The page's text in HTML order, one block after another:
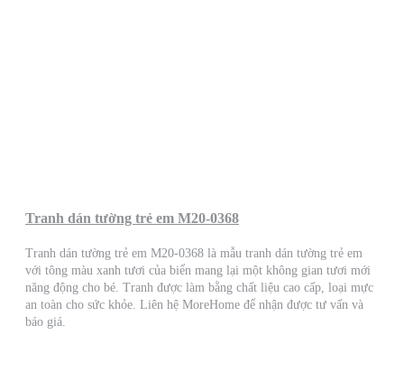
Tranh dán tường trẻ em M20-0368
Tranh dán tường trẻ em M20-0368 là mẫu tranh dán tường trẻ em
với tông màu xanh tươi của biển mang lại một không gian tươi mới
năng động cho bé. Tranh được làm bằng chất liệu cao cấp, loại mực
an toàn cho sức khỏe. Liên hệ MoreHome để nhận được tư vấn và
báo giá.